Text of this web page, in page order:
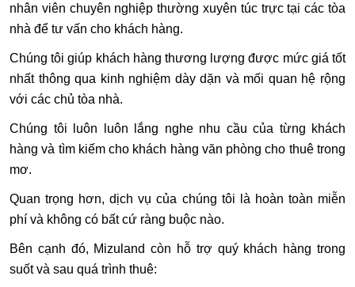
nhân viên chuyên nghiệp thường xuyên túc trực tại các tòa
nhà để tư vấn cho khách hàng.
Chúng tôi giúp khách hàng thương lượng được mức giá tốt
nhất thông qua kinh nghiệm dày dặn và mối quan hệ rộng
với các chủ tòa nhà.
Chúng tôi luôn luôn lắng nghe nhu cầu của từng khách
hàng và tìm kiếm cho khách hàng văn phòng cho thuê trong
mơ.
Quan trọng hơn, dịch vụ của chúng tôi là hoàn toàn miễn
phí và không có bất cứ ràng buộc nào.
Bên cạnh đó, Mizuland còn hỗ trợ quý khách hàng trong
suốt và sau quá trình thuê: